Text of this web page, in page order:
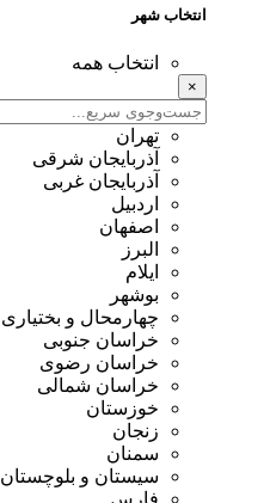
انتخاب شهر
انتخاب همه
×
تهران
آذربایجان شرقی
آذربایجان غربی
اردبیل
اصفهان
البرز
ایلام
بوشهر
چهارمحال و بختیاری
خراسان جنوبی
خراسان رضوی
خراسان شمالی
خوزستان
زنجان
سمنان
سیستان و بلوچستان
فارس